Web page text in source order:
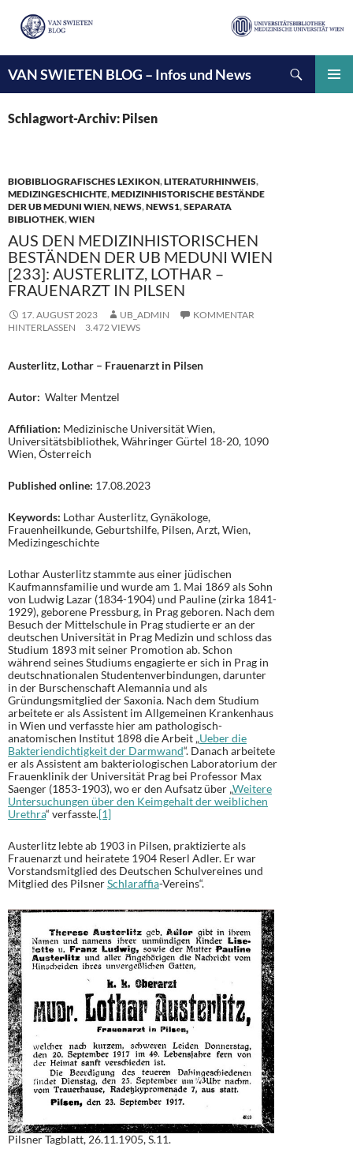
VAN SWIETEN BLOG – Infos und News
INHALT
SPRINGEN
Schlagwort-Archiv: Pilsen
BIOBIBLIOGRAFISCHES LEXIKON,LITERATURHINWEIS,
MEDIZINGESCHICHTE,MEDIZINHISTORISCHE BESTÄNDE
DER UB MEDUNI WIEN,NEWS,NEWS1,SEPARATA
BIBLIOTHEK,WIEN
AUS DEN MEDIZINHISTORISCHEN
BESTÄNDEN DER UB MEDUNI WIEN
[233]: AUSTERLITZ, LOTHAR –
FRAUENARZT IN PILSEN
17. AUGUST 2023 UB_ADMIN
KOMMENTAR
HINTERLASSEN
3.472 VIEWS
Austerlitz, Lothar – Frauenarzt in Pilsen
Autor: Walter Mentzel
Affiliation: Medizinische Universität Wien,
Universitätsbibliothek, Währinger Gürtel 18-20, 1090
Wien, Österreich
Published online: 17.08.2023
Keywords: Lothar Austerlitz, Gynäkologe,
Frauenheilkunde, Geburtshilfe, Pilsen, Arzt, Wien,
Medizingeschichte
Lothar Austerlitz stammte aus einer jüdischen
Kaufmannsfamilie und wurde am 1. Mai 1869 als Sohn
von Ludwig Lazar (1834-1904) und Pauline (zirka 1841-
1929), geborene Pressburg, in Prag geboren. Nach dem
Besuch der Mittelschule in Prag studierte er an der
deutschen Universität in Prag Medizin und schloss das
Studium 1893 mit seiner Promotion ab. Schon
während seines Studiums engagierte er sich in Prag in
deutschnationalen Studentenverbindungen, darunter
in der Burschenschaft Alemannia und als
Gründungsmitglied der Saxonia. Nach dem Studium
arbeitete er als Assistent im Allgemeinen Krankenhaus
in Wien und verfasste hier am pathologisch-
anatomischen Institut 1898 die Arbeit „Ueber die
Bakteriendichtigkeit der Darmwand“. Danach arbeitete
er als Assistent am bakteriologischen Laboratorium der
Frauenklinik der Universität Prag bei Professor Max
Saenger (1853-1903), wo er den Aufsatz über „Weitere
Untersuchungen über den Keimgehalt der weiblichen
Urethra“ verfasste.[1]
Austerlitz lebte ab 1903 in Pilsen, praktizierte als
Frauenarzt und heiratete 1904 Reserl Adler. Er war
Vorstandsmitglied des Deutschen Schulvereines und
Mitglied des PilsnerSchlaraffia-Vereins“.
Pilsner Tagblatt, 26.11.1905, S.11.